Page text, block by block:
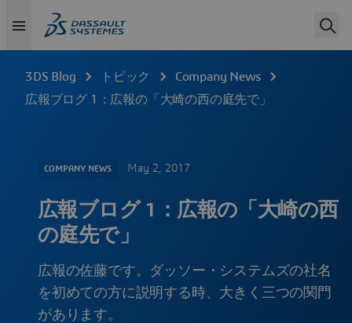
3DS Blog トピック
Company News
広報ブログ 1：広報の「大崎の西の庭先で」
COMPANY NEWS May 2, 2017
広報ブログ 1：広報の「大崎の西
の庭先で」
広報の佐藤です。ダッソー・システムズの社名
を初めての方に説明する時、大きく三つの関門
があります。